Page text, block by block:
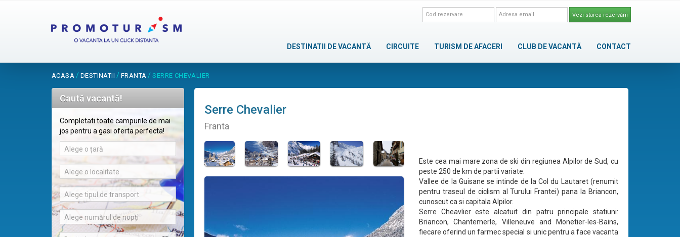
Vezi starea rezervării
DESTINATII DE VACANTĂ CIRCUITE TURISM DE AFACERI CLUB DE VACANTĂ CONTACT
ACASA / DESTINATII / FRANTA /SERRE CHEVALIER
Caută vacantă!
Completati toate campurile de mai
jos pentru a gasi oferta perfecta!
Alege o țară
Alege o localitate
Alege tipul de transport
Alege numărul de nopți
Serre Chevalier
Franta
Este cea mai mare zona de ski din regiunea Alpilor de Sud, cu
peste 250 de km de partii variate.
Vallee de la Guisane se intinde de la Col du Lautaret (renumit
pentru traseul de ciclism al Turului Frantei) pana la Briancon,
cunoscut ca si capitala Alpilor.
Serre Cheavlier este alcatuit din patru principale statiuni:
Briancon, Chantemerle, Villeneuve and Monetier-les-Bains,
fiecare oferind un farmec special si unic pentru a face vacanta